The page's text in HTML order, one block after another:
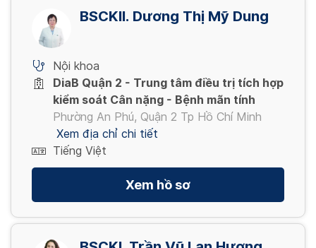
BSCKII. Dương Thị Mỹ Dung
Nội khoa
DiaB Quận 2 - Trung tâm điều trị tích hợp
kiểm soát Cân nặng - Bệnh mãn tính
Phường An Phú, Quận 2 Tp Hồ Chí Minh
Xem địa chỉ chi tiết
Tiếng Việt
Xem hồ sơ